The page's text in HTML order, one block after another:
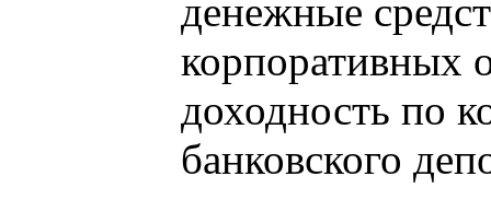
денежные
корпоративных
доходность по
банковского